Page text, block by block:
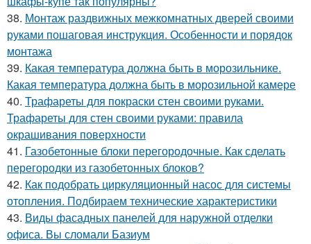
38. Монтаж раздвижных межкомнатных дверей своими
руками пошаговая инструкция. Особенности и порядок
монтажа
39. Какая температура должна быть в морозильнике.
Какая температура должна быть в морозильной камере
40. Трафареты для покраски стен своими руками.
Трафареты для стен своими руками: правила
окрашивания поверхности
41. Газобетонные блоки перегородочные. Как сделать
перегородки из газобетонных блоков?
42. Как подобрать циркуляционный насос для системы
отопления. Подбираем технические характеристики
43. Виды фасадных панелей для наружной отделки
офиса. Вы сломали Базиум